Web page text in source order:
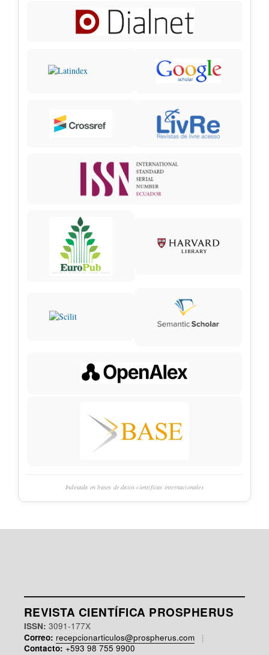
Indexada en bases de datos científicas internacionales
REVISTA CIENTÍFICA PROSPHERUS
ISSN: 3091-177X
Correo: recepcionarticulos@prospherus.com
|
Contacto: +593 98 755 9900